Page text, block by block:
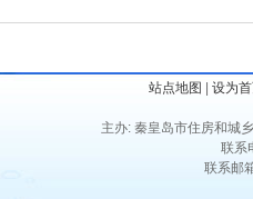
站点地图 | 设为
主办: 秦皇岛市住房和城
联系
联系邮